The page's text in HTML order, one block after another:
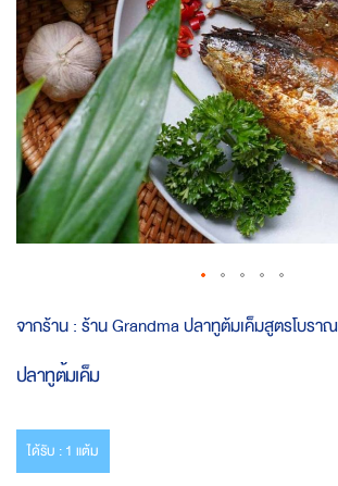
to
beginning
the
images
gallery
จากร้าน :ร้าน Grandma ปลาทูต้มเค็มสูตรโบราณ
ปลาทูต้มเค็ม
ได้รับ : 1 แต้ม